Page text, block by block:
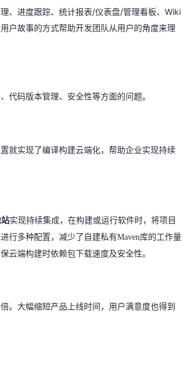
、进度跟踪、统计报表/仪表盘/管理看板、Wiki
户故事的方式帮助开发团队从用户的角度来理
代码版本管理、安全性等方面的问题。
就实现了编译构建云端化，帮助企业实现持续
实现持续集成，在构建或运行软件时，将项目
行多种配置，减少了自建私有Maven库的工作量
云端构建时依赖包下载速度及安全性。
。大幅缩短产品上线时间，用户满意度也得到